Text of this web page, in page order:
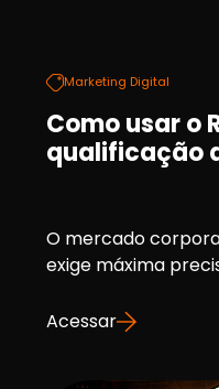
Marketing Digital
Como usar o
qualificação
O mercado
exige máxima
Acessar